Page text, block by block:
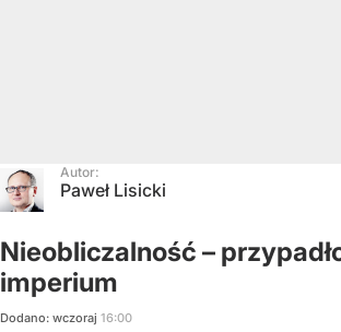
Autor:
Paweł Lisicki
Nieobliczalność –
imperium
Dodano: wczoraj 16:00